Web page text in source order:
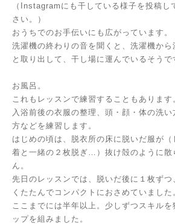
（Instagramにも干している様子を投稿し
さい。）
おうちでのお手伝いにも広がっています。
洗濯機の終わりの音を聞くと、洗濯機か
と取り出して、干し場に運んでいるそうで
お風呂。
これもレッスンで練習することもあります
入浴前後の衣服の整理、頭・顔・体の洗
方などを練習します。
はじめの頃は、脱衣所の床に脱いだ服が
着と一緒の２枚脱ぎ…）抜け殻のように散
ん。
先日のレッスンでは、脱いだ後に１枚ず
くたたんでコンパクトにおさめていました
ここまでには半年以上。少しずつスキル
ップを組みました。